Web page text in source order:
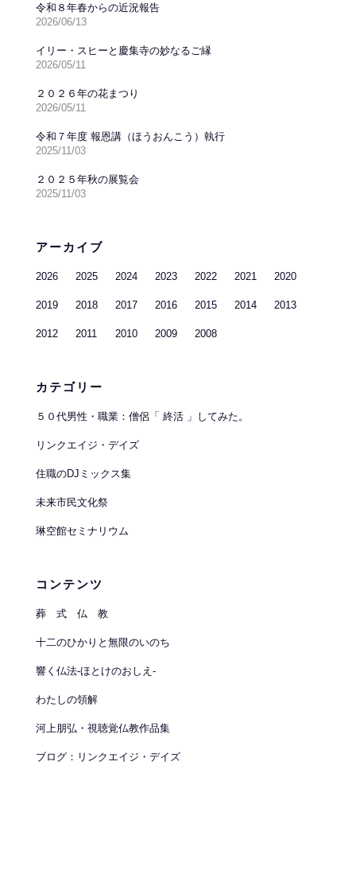
令和８年春からの近況報告
2026/06/13
イリー・スヒーと慶集寺の妙なるご縁
2026/05/11
２０２６年の花まつり
2026/05/11
令和７年度 報恩講（ほうおんこう）執行
2025/11/03
２０２５年秋の展覧会
2025/11/03
アーカイブ
2026 2025 2024 2023 2022 2021 2020
2019 2018 2017 2016 2015 2014 2013
2012 2011 2010 2009 2008
カテゴリー
５０代男性・職業：僧侶「 終活 」してみた。
リンクエイジ・デイズ
住職のDJミックス集
未来市民文化祭
琳空館セミナリウム
コンテンツ
葬 式 仏 教
十二のひかりと無限のいのち
響く仏法-ほとけのおしえ-
わたしの領解
河上朋弘・視聴覚仏教作品集
ブログ：リンクエイジ・デイズ